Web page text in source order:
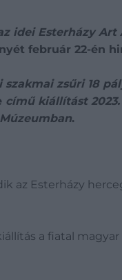
idei Esterházy Art
február 22-én
zsűri 18
című kiállítást 2023.
.
az Esterházy
a fiatal magyar